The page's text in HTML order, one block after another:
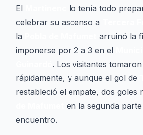
El
lo tenía todo
celebrar su ascenso a
la
arruinó la
imponerse por 2 a 3 en el
. Los visitantes
rápidamente, y aunque el gol de
restableció el empate, dos goles
en la segunda
encuentro.